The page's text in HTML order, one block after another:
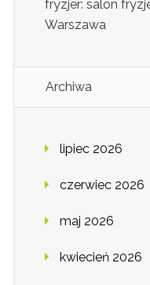
fryzjer: salon
Warszawa
Archiwa
lipiec 2026
czerwiec 2026
maj 2026
kwiecień 2026